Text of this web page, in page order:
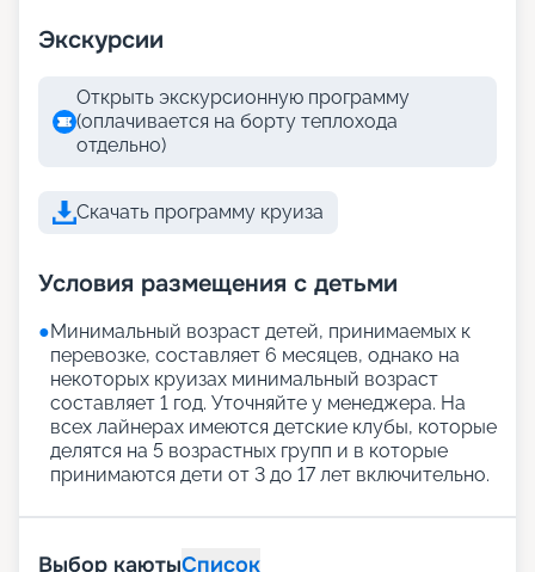
Экскурсии
Открыть экскурсионную программу
(оплачивается на борту теплохода
отдельно)
Скачать программу круиза
Условия размещения с детьми
●Минимальный возраст детей, принимаемых к
перевозке, составляет 6 месяцев, однако на
некоторых круизах минимальный возраст
составляет 1 год. Уточняйте у менеджера. На
всех лайнерах имеются детские клубы, которые
делятся на 5 возрастных групп и в которые
принимаются дети от 3 до 17 лет включительно.
Выбор каютыСписок